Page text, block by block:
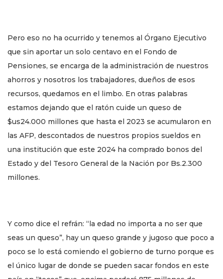
Pero eso no ha ocurrido y tenemos al Órgano Ejecutivo
que sin aportar un solo centavo en el Fondo de
Pensiones, se encarga de la administración de nuestros
ahorros y nosotros los trabajadores, dueños de esos
recursos, quedamos en el limbo. En otras palabras
estamos dejando que el ratón cuide un queso de
$us24.000 millones que hasta el 2023 se acumularon en
las AFP, descontados de nuestros propios sueldos en
una institución que este 2024 ha comprado bonos del
Estado y del Tesoro General de la Nación por Bs.2.300
millones.
Y como dice el refrán: “la edad no importa a no ser que
seas un queso”, hay un queso grande y jugoso que poco a
poco se lo está comiendo el gobierno de turno porque es
el único lugar de donde se pueden sacar fondos en este